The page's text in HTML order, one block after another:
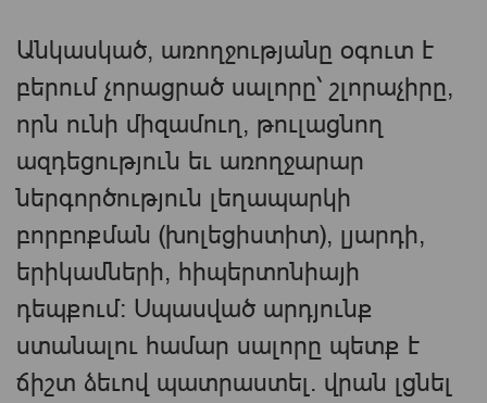
Անկասկած, առողջությանը օգուտ է
բերում չորացրած սալորը՝ շլորաչիրը,
որն ունի միզամուղ, թուլացնող
ազդեցություն եւ առողջարար
ներգործություն լեղապարկի
բորբոքման (խոլեցիստիտ), լյարդի,
երիկամների, հիպերտոնիայի
դեպքում։ Սպասված արդյունք
ստանալու համար սալորը պետք է
ճիշտ ձեւով պատրաստել. վրան լցնել